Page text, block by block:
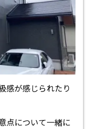
感が感じられたり
点について一緒に